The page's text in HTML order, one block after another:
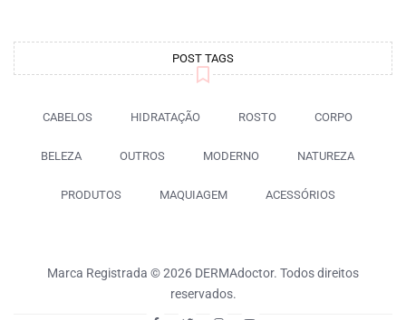
POST TAGS
CABELOS HIDRATAÇÃO ROSTO CORPO
BELEZA OUTROS MODERNO NATUREZA
PRODUTOS MAQUIAGEM ACESSÓRIOS
Marca Registrada © 2026 DERMAdoctor. Todos direitos
reservados.